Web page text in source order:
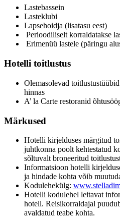
Lastebassein
Lasteklubi
Lapsehoidja (lisatasu eest)
Perioodiliselt korraldatakse
Erimenüü lastele (päringu
Hotelli toitlustus
Olemasolevad
hinnas
A’ la Carte restoranid
Märkused
Hotelli kirjelduses märgitud
juhtkonna poolt kehtestatud
sõltuvalt broneeritud
Informatsioon hotelli
ja hindade kohta võib
Kodulehekülg:
Hotelli kodulehel leitavat
hotell. Reisikorraldajal
avaldatud teabe kohta.